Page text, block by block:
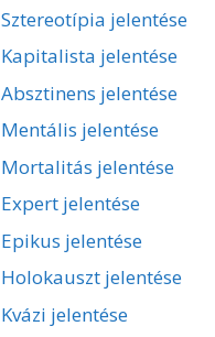
Sztereotípia jelentése
Kapitalista jelentése
Absztinens jelentése
Mentális jelentése
Mortalitás jelentése
Expert jelentése
Epikus jelentése
Holokauszt jelentése
Kvázi jelentése